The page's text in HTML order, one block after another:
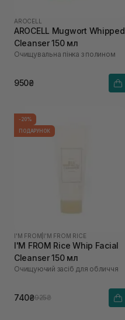
AROCELL
AROCELL Mugwort Whipped
Cleanser 150 мл
Очищувальна пінка з полином
950₴
-20%
ПОДАРУНОК
I'M FROM I'M FROM RICE
I'M FROM Rice Whip Facial
Cleanser 150 мл
Очищуючий засіб для обличчя
740₴925₴